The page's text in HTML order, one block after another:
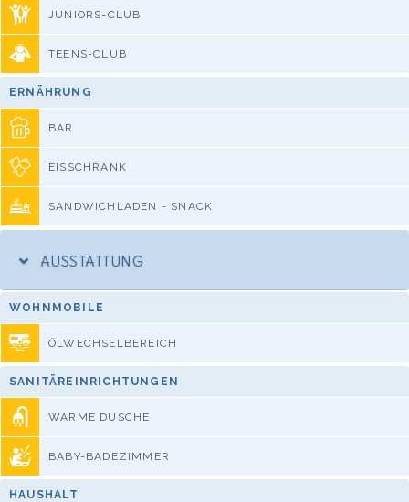
JUNIORS-CLUB
TEENS-CLUB
ERNÄHRUNG
BAR
EISSCHRANK
SANDWICHLADEN - SNACK
AUSSTATTUNG
WOHNMOBILE
ÖLWECHSELBEREICH
SANITÄREINRICHTUNGEN
WARME DUSCHE
BABY-BADEZIMMER
HAUSHALT